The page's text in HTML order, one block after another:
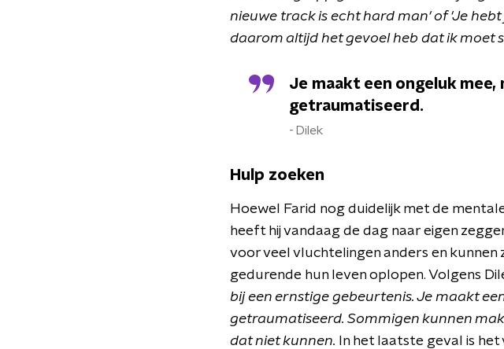
nieuwe track is echt hard man' of 'Je hebt
daarom altijd het gevoel heb dat ik moet
Je maakt een ongeluk
getraumatiseerd.
Dilek
Hulp zoeken
Hoewel Farid nog duidelijk met de
heeft hij vandaag de dag naar eigen
voor veel vluchtelingen anders en kunnen
gedurende hun leven oplopen. Volgens
bij een ernstige gebeurtenis. Je maakt
getraumatiseerd. Sommigen kunnen
dat niet kunnen. In het laatste geval is